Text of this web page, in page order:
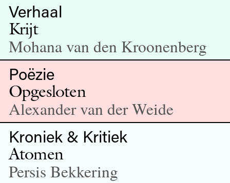
Verhaal
Krijt
Mohana van den Kroonenberg
Poëzie
Opgesloten
Alexander van der Weide
Kroniek & Kritiek
Atomen
Persis Bekkering